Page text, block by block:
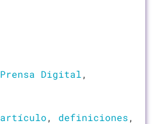
Prensa Digital,
artículo, definiciones,